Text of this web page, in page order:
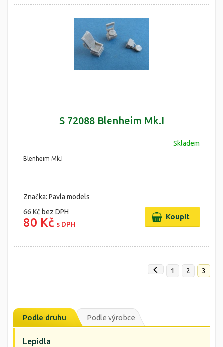
S 72088 Blenheim Mk.I
Skladem
Blenheim Mk.I
Značka: Pavla models
66 Kč bez DPH
80 Kč s DPH
1 2 3
Podle druhu Podle výrobce
Lepidla